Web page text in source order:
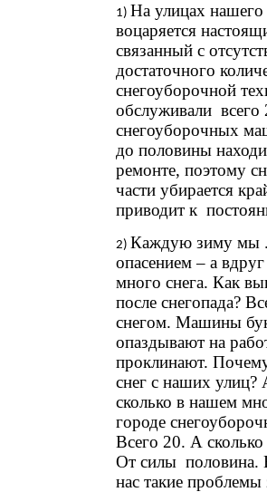
На улицах
воцаряется
связанный с
достаточного
снегоуборочной
обслуживали всего
снегоуборочных
до половины
ремонте, поэтому
части убирается
приводит к
Каждую зиму мы
опасением – а
много снега. Как
после снегопада?
снегом. Машины
опаздывают на
проклинают.
снег с наших улиц?
сколько в нашем
городе
Всего 20. А
От силы половина.
нас такие